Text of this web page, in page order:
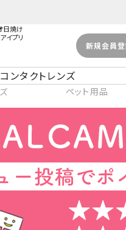
日焼け
アイプリ
新規会員
コンタクトレンズ
ペット用品